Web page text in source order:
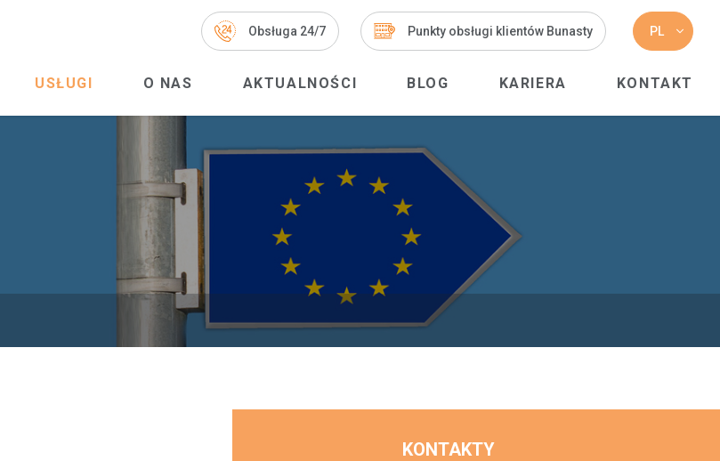
Obsługa 24/7 Punkty obsługi klientów Bunasty PL
USŁUGI O NAS AKTUALNOŚCI BLOG KARIERA KONTAKT
KONTAKTY